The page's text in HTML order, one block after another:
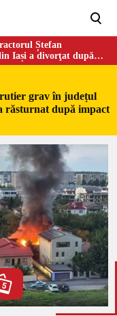
Ștefan
Iași a divorţat după
grav în județul
răsturnat după impact
5